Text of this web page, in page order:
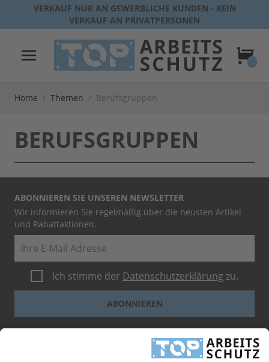
Direkt zum Inhalt
VERKAUF NUR AN GEWERBLICHE KUNDEN - KEIN
VERKAUF AN PRIVATPERSONEN
Home / Themen / Berufsgruppen
BERUFSGRUPPEN
ABONNIEREN SIE UNSEREN NEWSLETTER
Wir informieren Sie regelmäßig über die neusten Artikel
und Rabattaktionen.
Ich stimme der Datenschutzerklärung zu.
ABONNIEREN
Dieses Formular ist durch reCAPTCHA geschützt - es gelten dieGoogle-
-Geschäftsbedingungen.